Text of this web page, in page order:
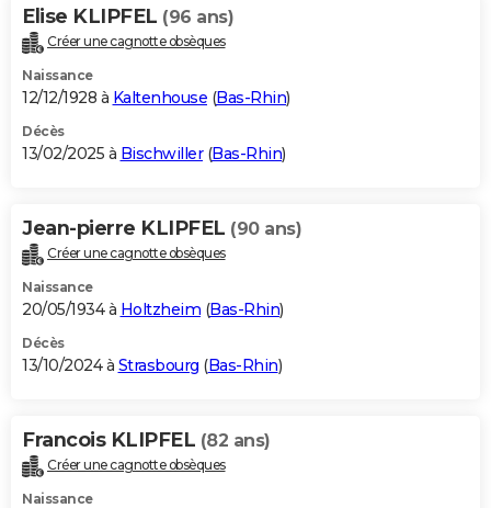
Elise KLIPFEL (96 ans)
Créer une cagnotte obsèques
Naissance
12/12/1928 à Kaltenhouse (Bas-Rhin)
Décès
13/02/2025 à Bischwiller(Bas-Rhin)
Jean-pierre KLIPFEL (90 ans)
Créer une cagnotte obsèques
Naissance
20/05/1934 à Holtzheim (Bas-Rhin)
Décès
13/10/2024 à Strasbourg (Bas-Rhin)
Francois KLIPFEL (82 ans)
Créer une cagnotte obsèques
Naissance